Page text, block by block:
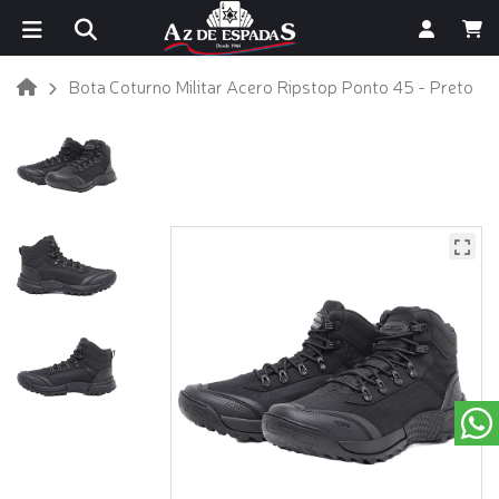
Bota Coturno Militar Acero Ripstop Ponto 45 - Preto